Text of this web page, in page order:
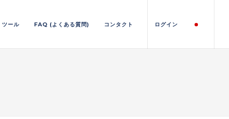
ツール FAQ (よくある質問) コンタクト ログイン